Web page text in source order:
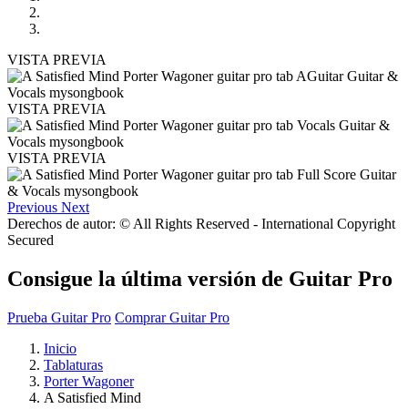
VISTA PREVIA
VISTA PREVIA
VISTA PREVIA
Previous Next
Derechos de autor: © All Rights Reserved - International Copyright
Secured
Consigue la última versión de Guitar Pro
Prueba Guitar Pro Comprar Guitar Pro
Inicio
Tablaturas
Porter Wagoner
A Satisfied Mind